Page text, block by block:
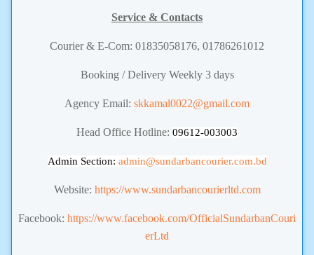
Service & Contacts
Courier & E-Com: 01835058176, 01786261012
Booking / Delivery Weekly 3 days
Agency Email: skkamal0022@gmail.com
Head Office Hotline: 09612-003003
Admin Section: admin@sundarbancourier.com.bd
Website: https://www.sundarbancourierltd.com
Facebook: https://www.facebook.com/OfficialSundarbanCouri
erLtd